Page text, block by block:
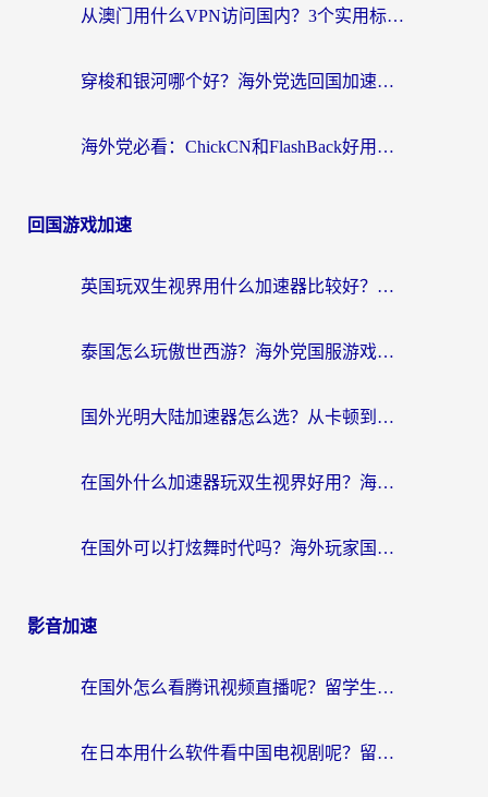
从澳门用什么VPN访问国内？3个实用标准帮你避开坑，无缝刷剧听歌
穿梭和银河哪个好？海外党选回国加速器的避坑指南，附番茄加速器实测体验
海外党必看：ChickCN和FlashBack好用吗？3招教你选对回国加速器（附云极、HomeCN、斧牛vs艾果对比）
回国游戏加速
英国玩双生视界用什么加速器比较好？海外党亲测有效的国服游戏加速方案
泰国怎么玩傲世西游？海外党国服游戏加速终极攻略（附光明大陆量子特攻实测）
国外光明大陆加速器怎么选？从卡顿到丝滑的终极指南（含德国玩走开外星人墨西哥玩俄罗斯方块技巧）
在国外什么加速器玩双生视界好用？海外党亲测不踩坑的终极指南
在国外可以打炫舞时代吗？海外玩家国服游戏加速全攻略（附实测推荐）
影音加速
在国外怎么看腾讯视频直播呢？留学生亲测有效的回国加速指南
在日本用什么软件看中国电视剧呢？留学生亲测有效的回国加速方案